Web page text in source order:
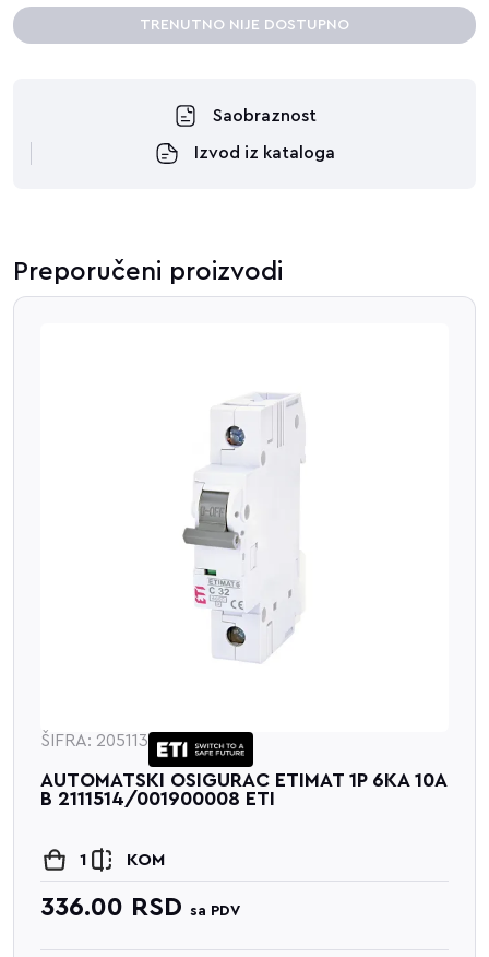
TRENUTNO NIJE DOSTUPNO
Saobraznost
Izvod iz kataloga
Preporučeni proizvodi
ŠIFRA: 205113
AUTOMATSKI OSIGURAC ETIMAT 1P 6KA 10A
B 2111514/001900008 ETI
1 KOM
336.00 RSD sa PDV